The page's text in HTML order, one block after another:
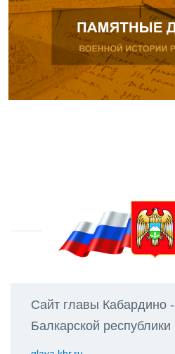
Сайт главы Кабардино -
Балкарской республики